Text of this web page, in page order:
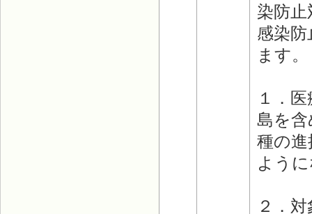
染防
感染
ます。
１．
島を
種の
よう
２．